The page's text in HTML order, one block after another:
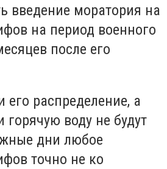
введение моратория на
на период военного
после его
его распределение, а
горячую воду не будут
дни любое
точно не ко